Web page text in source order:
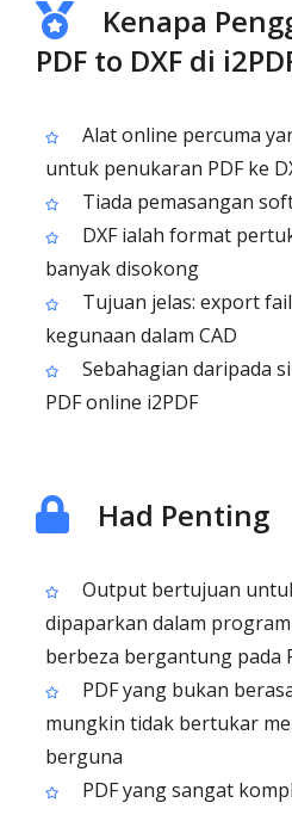
Kenapa
PDF to DXF di
Alat online percuma
untuk penukaran PDF ke
Tiada pemasangan
DXF ialah format
banyak disokong
Tujuan jelas: export
kegunaan dalam CAD
Sebahagian daripada
PDF online i2PDF
Had Penting
Output bertujuan
dipaparkan dalam
berbeza bergantung pada
PDF yang bukan
mungkin tidak bertukar
berguna
PDF yang sangat